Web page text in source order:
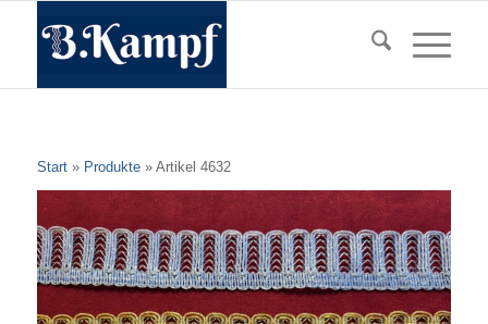
Start» Produkte» Artikel 4632